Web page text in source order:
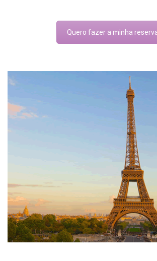
Quero fazer a minha